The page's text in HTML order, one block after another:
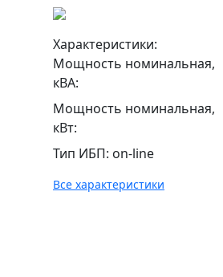
Характеристики:
Мощность номинальная,
кВА:
Мощность номинальная,
кВт:
Тип ИБП: on-line
Все характеристики